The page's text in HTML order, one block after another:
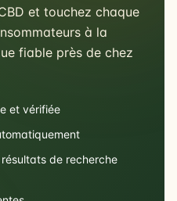
et touchez chaque
à la
fiable près de chez
et vérifiée
de recherche